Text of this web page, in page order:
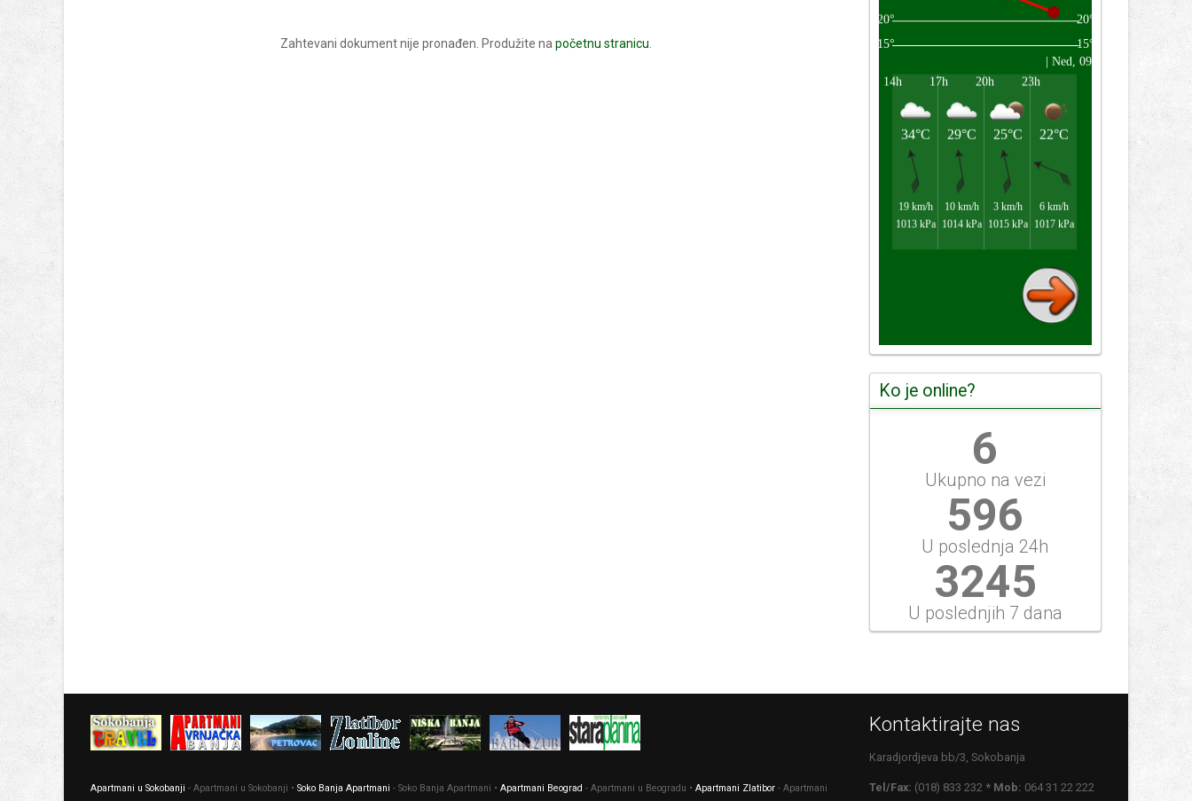
Zahtevani dokument nije pronađen. Produžite napočetnu stranicu
Ko je online?
6
Ukupno na vezi
596
U poslednja 24h
3764
U poslednjih 7 dana
Apartmani u Sokobanji - Apartmani u Sokobanji • Soko Banja Apartmani - Soko Banja Apartmani • Apartmani Beograd - Apartmani u Beogradu • Apartmani Zlatibor - Apartmani
Kontaktirajte nas
Karadjordjeva bb/3, Sokobanja
Tel/Fax: (018) 833 232 * Mob: 064 31 22 222